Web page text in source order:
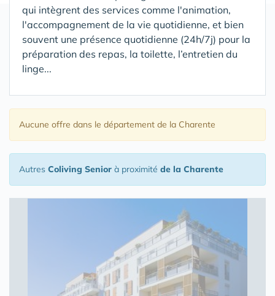
qui intègrent des services comme l'animation,
l'accompagnement de la vie quotidienne, et bien
souvent une présence quotidienne (24h/7j) pour la
préparation des repas, la toilette, l’entretien du
linge...
Aucune offre dans le département de la Charente
Autres Coliving Senior à proximité de la Charente